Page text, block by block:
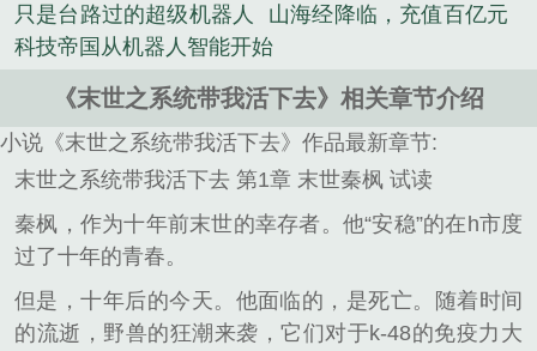
只是台路过的超级机器人
山海经降临，充值百亿元
科技帝国从机器人智能开始
《末世之系统带我活下去》相关章节介绍
小说《末世之系统带我活下去》作品最新章节:
末世之系统带我活下去 第1章 末世秦枫 试读
秦枫，作为十年前末世的幸存者。他“安稳”的在h市度
过了十年的青春。
但是，十年后的今天。他面临的，是死亡。随着时间
的流逝，野兽的狂潮来袭，它们对于k-48的免疫力大